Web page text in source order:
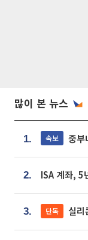
많이 본 뉴스
1. 속보 중부
2. ISA 계좌, 5
3. 단독 실리콘